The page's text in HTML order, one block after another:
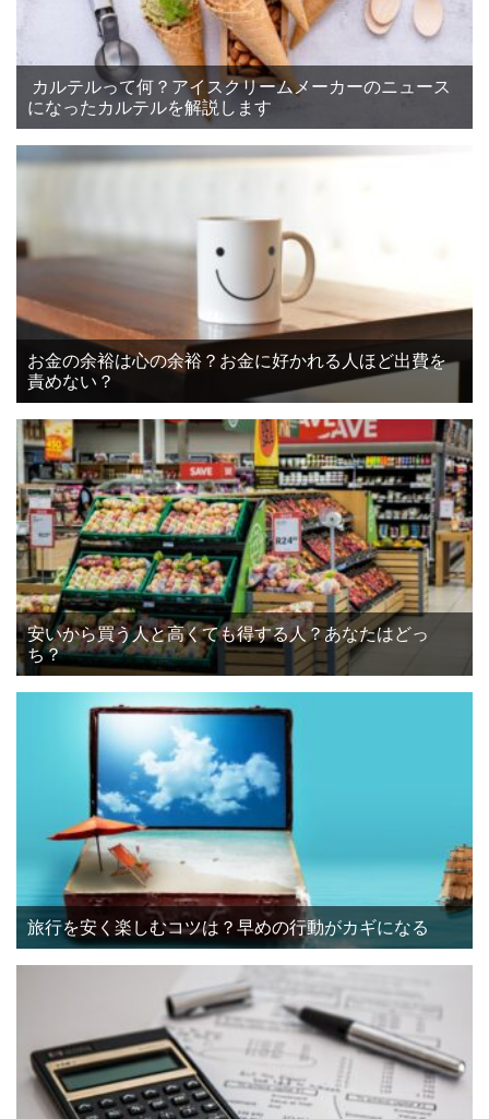
カルテルって何？アイスクリームメーカーのニュース
になったカルテルを解説します
お金の余裕は心の余裕？お金に好かれる人ほど出費を
責めない？
安いから買う人と高くても得する人？あなたはどっ
ち？
旅行を安く楽しむコツは？早めの行動がカギになる